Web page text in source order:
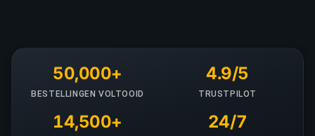
50,000+
BESTELLINGEN VOLTOOID
4.9/5
TRUSTPILOT
14,500+ 24/7